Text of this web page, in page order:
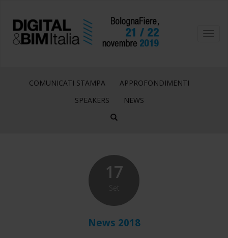
COMUNICATI STAMPA
APPROFONDIMENTI
SPEAKERS
NEWS
17
Set
News 2018